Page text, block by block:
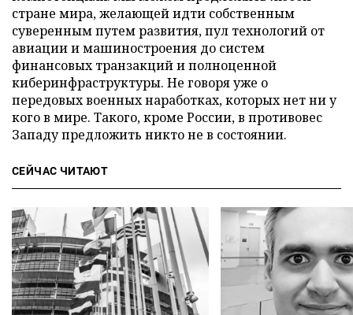
стране мира, желающей идти собственным
суверенным путем развития, пул технологий от
авиации и машиностроения до систем
финансовых транзакций и полноценной
киберинфраструктуры. Не говоря уже о
передовых военных наработках, которых нет ни у
кого в мире. Такого, кроме России, в противовес
Западу предложить никто не в состоянии.
СЕЙЧАС ЧИТАЮТ